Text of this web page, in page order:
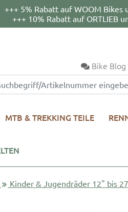
+++ 5% Rabatt auf WOOM
+++ 10% Rabatt auf ORTLIEB
Bike Blog
MTB & TREKKING TEILE
Kinder & Jugendräder 12" bis